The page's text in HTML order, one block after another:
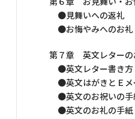
●見舞いへの返礼
●お悔やみへのお
第７章 英文レターの
●英文レター書き方
●英文はがきとＥメ
●英文のお祝いの手
●英文のお礼の手